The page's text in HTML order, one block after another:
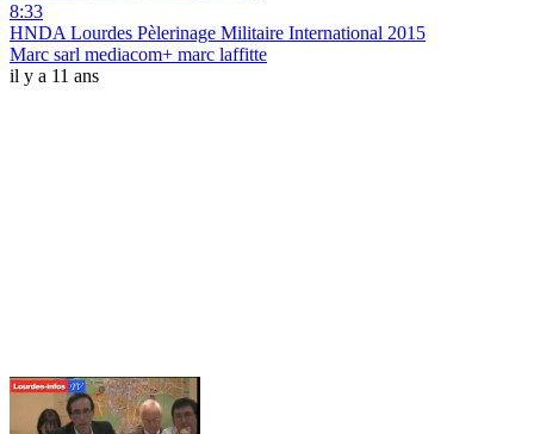
8:33
HNDA Lourdes Pèlerinage Militaire International 2015
Marc sarl mediacom+ marc laffitte
il y a 11 ans